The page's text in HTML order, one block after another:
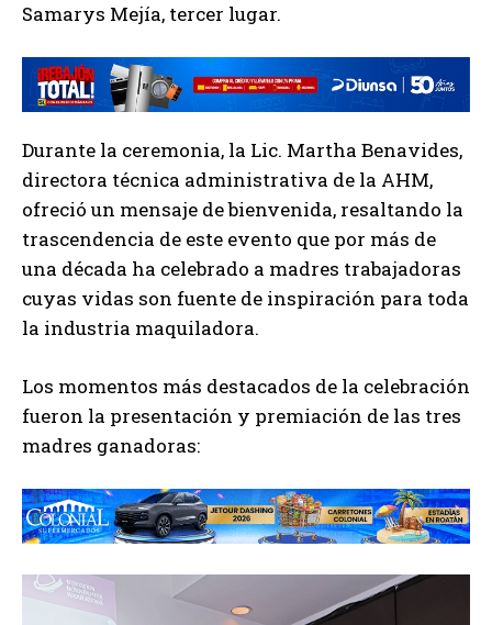
Samarys Mejía, tercer lugar.
Durante la ceremonia, la Lic. Martha Benavides,
directora técnica administrativa de la AHM,
ofreció un mensaje de bienvenida, resaltando la
trascendencia de este evento que por más de
una década ha celebrado a madres trabajadoras
cuyas vidas son fuente de inspiración para toda
la industria maquiladora.
Los momentos más destacados de la celebración
fueron la presentación y premiación de las tres
madres ganadoras: